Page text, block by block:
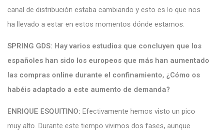
canal de distribución estaba cambiando y esto es lo que nos
ha llevado a estar en estos momentos dónde estamos.
SPRING GDS: Hay varios estudios que concluyen que los
españoles han sido los europeos que más han aumentado
las compras online durante el confinamiento, ¿Cómo os
habéis adaptado a este aumento de demanda?
ENRIQUE ESQUITINO: Efectivamente hemos visto un pico
muy alto. Durante este tiempo vivimos dos fases, aunque